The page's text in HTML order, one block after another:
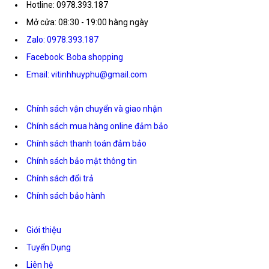
Hotline: 0978.393.187
Mở cửa: 08:30 - 19:00 hàng ngày
Zalo: 0978.393.187
Facebook: Boba shopping
Email: vitinhhuyphu@gmail.com
Chính sách vận chuyển và giao nhận
Chính sách mua hàng online đảm bảo
Chính sách thanh toán đảm bảo
Chính sách bảo mật thông tin
Chính sách đổi trả
Chính sách bảo hành
Giới thiệu
Tuyển Dụng
Liên hệ